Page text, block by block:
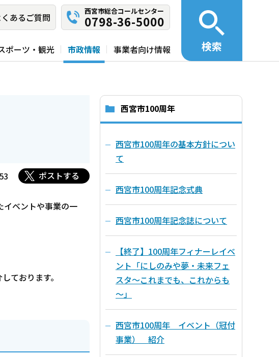
くあるご質問
西宮市総合コールセンター
0798-36-5000
ポーツ・観光 市政情報 事業者向け情報 検索
ポストする
イベントや事業の一
ております。
西宮市100周年
西宮市100周年の基本方針につい
て
西宮市100周年記念式典
西宮市100周年記念誌について
【終了】100周年フィナーレイベ
ント「にしのみや夢・未来フェ
スタ～これまでも、これからも
～」
西宮市100周年 イベント（冠付
事業） 紹介